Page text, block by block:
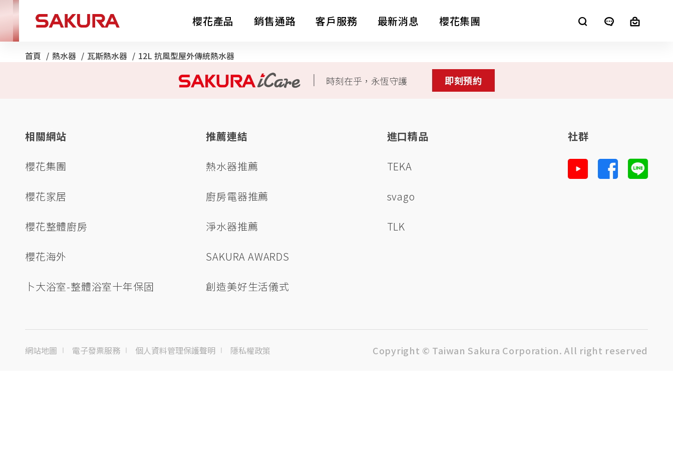
櫻花產品
熱水器 整體廚房
銷售通路 客戶服務 最新消息
LifeStyle
櫻花集團
首頁 熱水器 瓦斯熱水器 目前頁面：
12L 抗風型屋外傳統熱水器
時刻在乎，永恆守護 即刻預約
相關網站
櫻花集團
櫻花家居
櫻花整體廚房
櫻花海外
卜大浴室-整體浴室十年保固
推薦連結
熱水器推薦
廚房電器推薦
淨水器推薦
SAKURA AWARDS
創造美好生活儀式
進口精品
TEKA
svago
TLK
社群
網站地圖 電子發票服務 個人資料管理保護聲明 隱私權政策 Copyright © Taiwan Sakura Corporation. All right reserved